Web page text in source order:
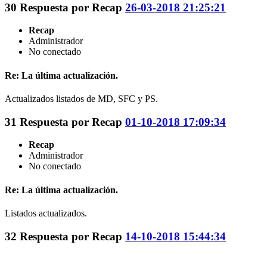
30 Respuesta por Recap 26-03-2018 21:25:21
Recap
Administrador
No conectado
Re: La última actualización.
Actualizados listados de MD, SFC y PS.
31 Respuesta por Recap 01-10-2018 17:09:34
Recap
Administrador
No conectado
Re: La última actualización.
Listados actualizados.
32 Respuesta por Recap 14-10-2018 15:44:34